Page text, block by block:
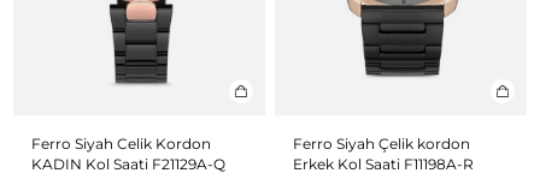
Ferro Siyah Celik Kordon
KADIN Kol Saati F21129A-Q
Ferro Siyah Çelik kordon
Erkek Kol Saati F11198A-R